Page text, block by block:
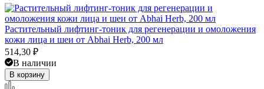
Растительный лифтинг-тоник для регенерации и омоложения
кожи лица и шеи от Abhai Herb, 200 мл
514,30 ₽
В наличии
В корзину